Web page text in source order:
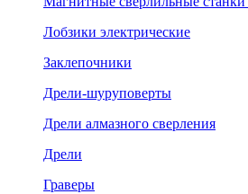
Лобзики электрические
Заклепочники
Дрели-шуруповерты
Дрели алмазного сверления
Дрели
Граверы